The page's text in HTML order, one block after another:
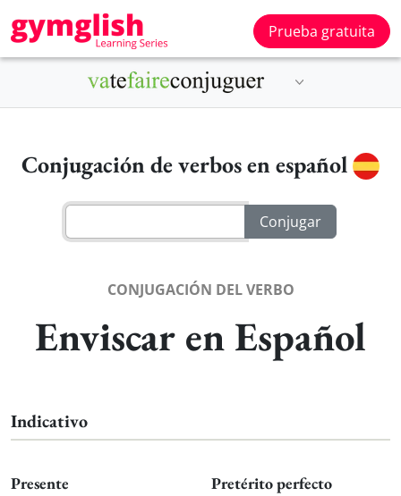
Prueba gratuita
Conjugación de verbos en español
CONJUGACIÓN DEL VERBO
Enviscar en Español
Indicativo
Presente Pretérito perfecto